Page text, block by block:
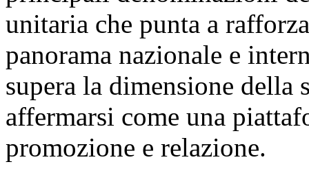
unitaria che punta a
panorama nazionale e
supera la dimensione della
affermarsi come una
promozione e relazione.